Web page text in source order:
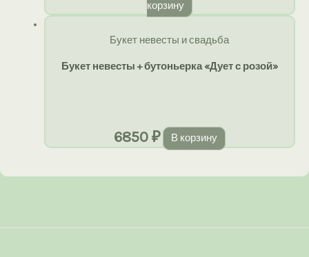
корзину
Букет невесты и свадьба
Букет невесты + бутоньерка «Дует с розой»
6850₽ В корзину